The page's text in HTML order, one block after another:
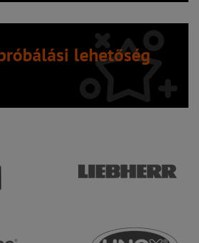
lehetőség